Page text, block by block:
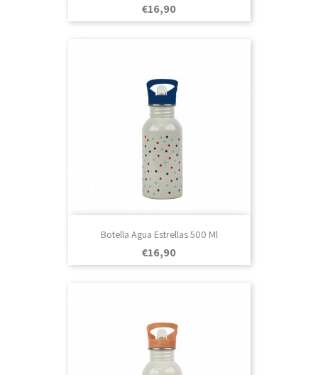
Prezo
€16,90
Botella Agua Estrellas 500 Ml
Prezo
€16,90